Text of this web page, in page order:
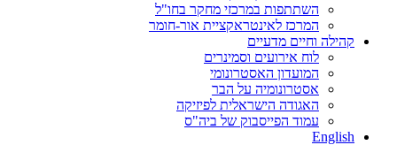
השתתפות במרכזי מחקר בחו"ל
המרכז לאינטראקציית אור-חומר
קהילה וחיים מדעיים
לוח אירועים וסמינרים
המועדון האסטרונומי
אסטרונומיה על הבר
האגודה הישראלית לפיזיקה
עמוד הפייסבוק של ביה"ס
English